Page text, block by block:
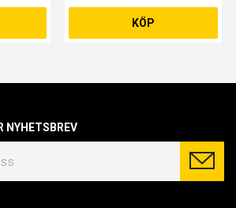
KÖP
NYHETSBREV